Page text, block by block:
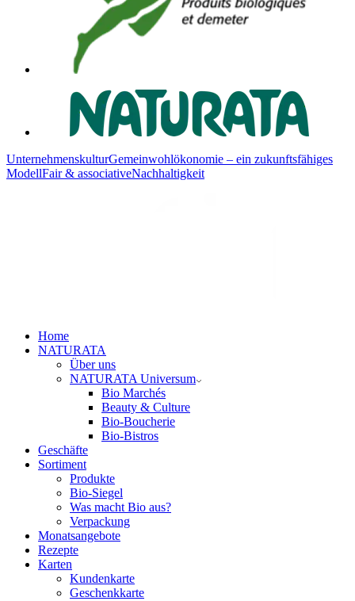
UnternehmenskulturGemeinwohlökonomie – ein zukunftsfähiges
ModellFair & associativeNachhaltigkeit
Home
NATURATA
Über uns
NATURATA Universum
Bio Marchés
Beauty & Culture
Bio-Boucherie
Bio-Bistros
Geschäfte
Sortiment
Produkte
Bio-Siegel
Was macht Bio aus?
Verpackung
Monatsangebote
Rezepte
Karten
Kundenkarte
Geschenkkarte